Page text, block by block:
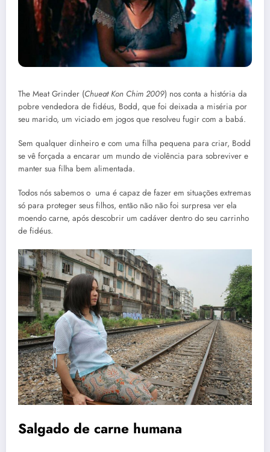
The Meat Grinder (Chueat Kon Chim 2009) nos conta a história da
pobre vendedora de fidéus, Bodd, que foi deixada a miséria por
seu marido, um viciado em jogos que resolveu fugir com a babá.
Sem qualquer dinheiro e com uma filha pequena para criar, Bodd
se vê forçada a encarar um mundo de violência para sobreviver e
manter sua filha bem alimentada.
Todos nós sabemos o uma é capaz de fazer em situações extremas
só para proteger seus filhos, então não não foi surpresa ver ela
moendo carne, após descobrir um cadáver dentro do seu carrinho
de fidéus.
Salgado de carne humana